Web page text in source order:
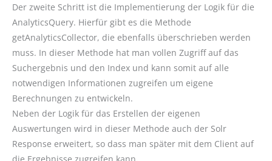
Der zweite Schritt ist die Implementierung der Logik für die
AnalyticsQuery. Hierfür gibt es die Methode
getAnalyticsCollector, die ebenfalls überschrieben werden
muss. In dieser Methode hat man vollen Zugriff auf das
Suchergebnis und den Index und kann somit auf alle
notwendigen Informationen zugreifen um eigene
Berechnungen zu entwickeln.
Neben der Logik für das Erstellen der eigenen
Auswertungen wird in dieser Methode auch der Solr
Response erweitert, so dass man später mit dem Client auf